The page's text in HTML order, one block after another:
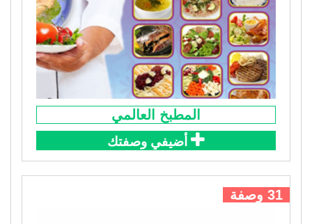
المطبخ العالمي
أضيفي وصفتك
31 وصفة